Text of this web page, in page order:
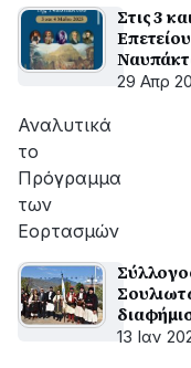
Στις 3
29 Απρ
Αναλυτικά
το
Πρόγραμμα
των
Εορτασμών
13 Ιαν